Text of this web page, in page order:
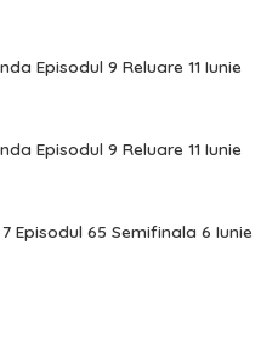
Episodul 9 Reluare 11 Iunie
Episodul 9 Reluare 11 Iunie
Episodul 65 Semifinala 6 Iunie